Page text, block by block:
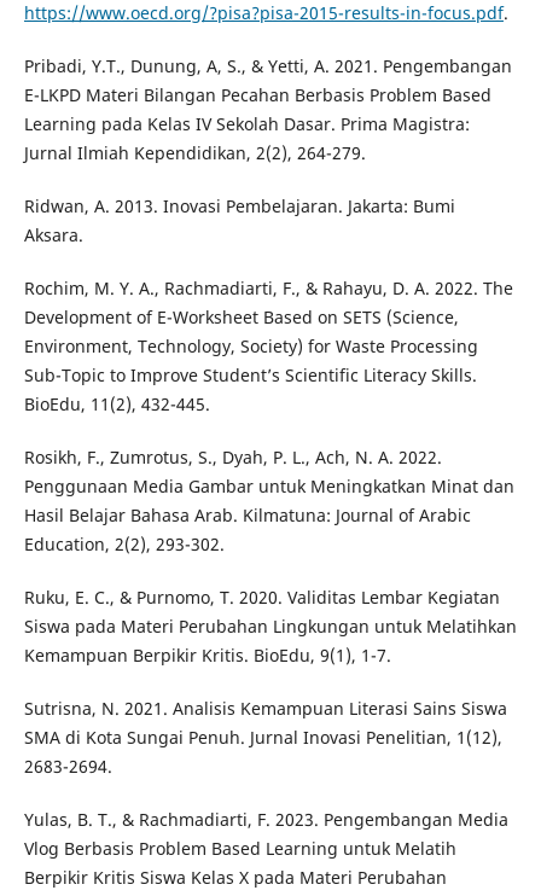
https://www.oecd.org/?pisa?pisa-2015-results-in-focus.pdf.
Pribadi, Y.T., Dunung, A, S., & Yetti, A. 2021. Pengembangan
E-LKPD Materi Bilangan Pecahan Berbasis Problem Based
Learning pada Kelas IV Sekolah Dasar. Prima Magistra:
Jurnal Ilmiah Kependidikan, 2(2), 264-279.
Ridwan, A. 2013. Inovasi Pembelajaran. Jakarta: Bumi
Aksara.
Rochim, M. Y. A., Rachmadiarti, F., & Rahayu, D. A. 2022. The
Development of E-Worksheet Based on SETS (Science,
Environment, Technology, Society) for Waste Processing
Sub-Topic to Improve Student’s Scientific Literacy Skills.
BioEdu, 11(2), 432-445.
Rosikh, F., Zumrotus, S., Dyah, P. L., Ach, N. A. 2022.
Penggunaan Media Gambar untuk Meningkatkan Minat dan
Hasil Belajar Bahasa Arab. Kilmatuna: Journal of Arabic
Education, 2(2), 293-302.
Ruku, E. C., & Purnomo, T. 2020. Validitas Lembar Kegiatan
Siswa pada Materi Perubahan Lingkungan untuk Melatihkan
Kemampuan Berpikir Kritis. BioEdu, 9(1), 1-7.
Sutrisna, N. 2021. Analisis Kemampuan Literasi Sains Siswa
SMA di Kota Sungai Penuh. Jurnal Inovasi Penelitian, 1(12),
2683-2694.
Yulas, B. T., & Rachmadiarti, F. 2023. Pengembangan Media
Vlog Berbasis Problem Based Learning untuk Melatih
Berpikir Kritis Siswa Kelas X pada Materi Perubahan